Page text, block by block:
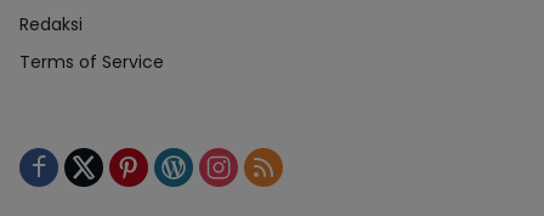
Redaksi
Terms of Service